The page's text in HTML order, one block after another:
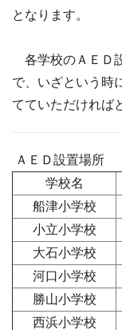
となります。
各学校のＡＥＤ
で、いざという時
てていただければ
ＡＥＤ設置場所
学校名
船津小学校
小立小学校
大石小学校
河口小学校
勝山小学校
西浜小学校